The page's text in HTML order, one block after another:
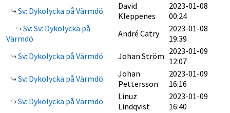
Sv: Dykolycka på Värmdö
David
Kleppenes
2023-01-08
00:24
Sv: Sv: Dykolycka på
Värmdö
André Catry
2023-01-08
19:39
Sv: Dykolycka på Värmdö
Johan Ström 2023-01-09
12:07
Sv: Dykolycka på Värmdö
Johan
Pettersson
2023-01-09
16:16
Sv: Dykolycka på Värmdö
Linuz
Lindqvist
2023-01-09
16:40